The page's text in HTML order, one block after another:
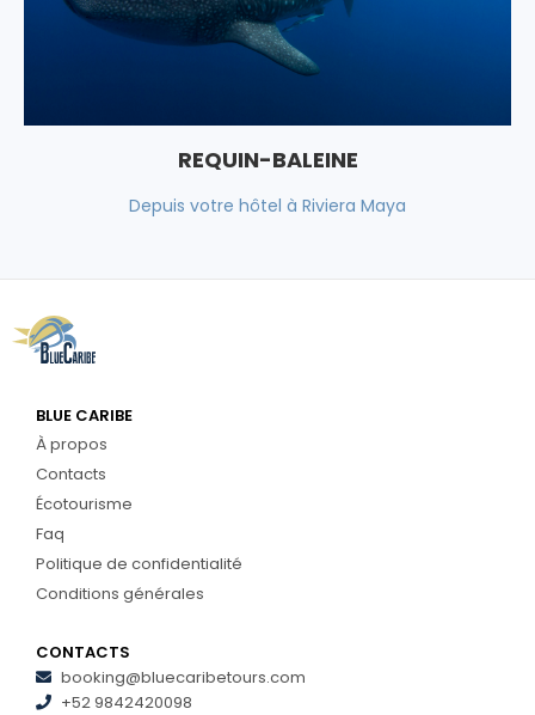
REQUIN-BALEINE
Depuis votre hôtel à Riviera Maya
BLUE CARIBE
À propos
Contacts
Écotourisme
Faq
Politique de confidentialité
Conditions générales
CONTACTS
booking@bluecaribetours.com
+52 9842420098